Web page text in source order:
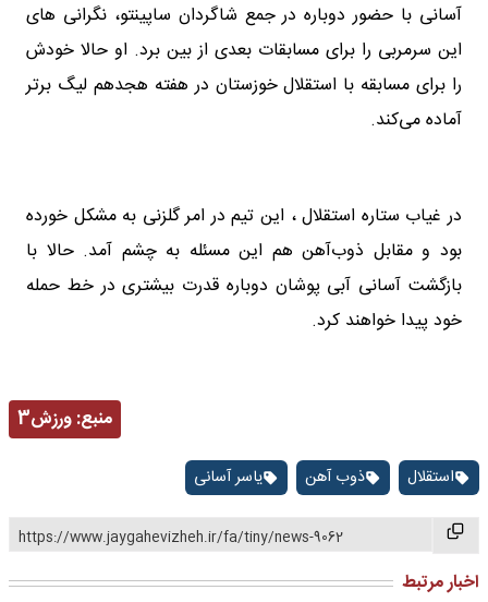
آسانی با حضور دوباره در جمع شاگردان ساپینتو، نگرانی های
این سرمربی را برای مسابقات بعدی از بین برد. او حالا خودش
را برای مسابقه با استقلال خوزستان در هفته هجدهم لیگ برتر
آماده می‌کند.
در غیاب ستاره استقلال ، این تیم در امر گلزنی به مشکل خورده
بود و مقابل ذوب‌آهن هم این مسئله به چشم آمد. حالا با
بازگشت آسانی آبی پوشان دوباره قدرت بیشتری در خط حمله
خود پیدا خواهند کرد.
منبع:ورزش3
استقلال ذوب آهن یاسر آسانی
https://www.jaygahevizheh.ir/fa/tiny/news-9062
اخبار مرتبط